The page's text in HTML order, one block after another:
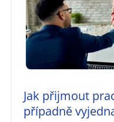
Jak přijmout
případně